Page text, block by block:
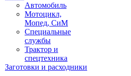
Автомобиль
Мотоцикл,
Мопед, СиМ
Специальные
службы
Трактор и
спецтехника
Заготовки и расходники